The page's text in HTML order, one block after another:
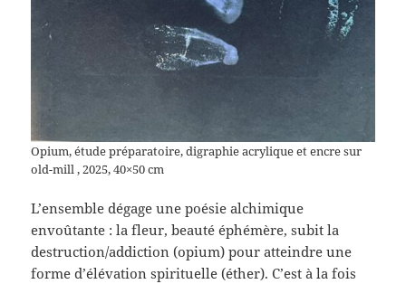
Opium, étude préparatoire, digraphie acrylique et encre sur
old-mill , 2025, 40×50 cm
L’ensemble dégage une poésie alchimique
envoûtante : la fleur, beauté éphémère, subit la
destruction/addiction (opium) pour atteindre une
forme d’élévation spirituelle (éther). C’est à la fois